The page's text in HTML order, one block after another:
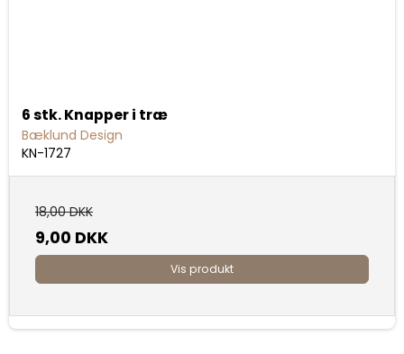
6 stk. Knapper i træ
Bæklund Design
KN-1727
18,00 DKK
9,00 DKK
Vis produkt